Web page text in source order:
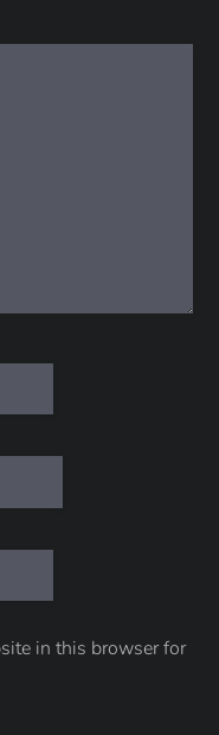
in this browser for